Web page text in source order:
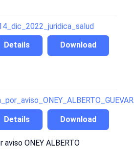
Download
Details
Download
Details
ONEY ALBERTO